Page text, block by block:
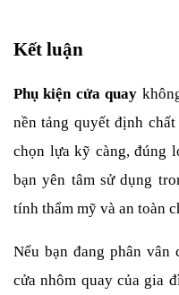
Kết luận
Phụ kiện cửa quay
nền tảng quyết định
chọn lựa kỹ càng, đúng
bạn yên tâm sử dụng
tính thẩm mỹ và an toàn
Nếu bạn đang phân
cửa nhôm quay của gia